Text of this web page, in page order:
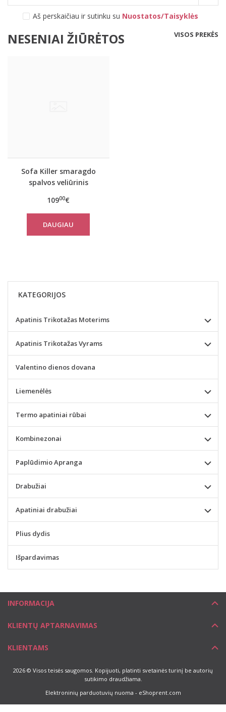
Aš perskaičiau ir sutinku su Nuostatos/Taisyklės
NESENIAI ŽIŪRĖTOS VISOS PREKĖS
Sofa Killer smaragdo
spalvos veliūrinis
10900€
DAUGIAU
KATEGORIJOS
Apatinis Trikotažas Moterims
Apatinis Trikotažas Vyrams
Valentino dienos dovana
Liemenėlės
Termo apatiniai rūbai
Kombinezonai
Paplūdimio Apranga
Drabužiai
Apatiniai drabužiai
Plius dydis
Išpardavimas
INFORMACIJA
KLIENTŲ APTARNAVIMAS
KLIENTAMS
2026 © Visos teisės saugomos. Kopijuoti, platinti svetainės turinį be autorių
sutikimo draudžiama.
Elektroninių parduotuvių nuoma - eShoprent.com